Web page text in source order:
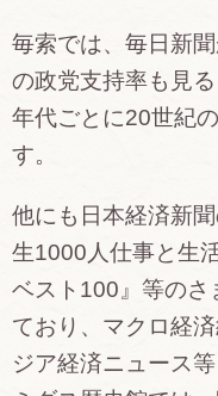
毎索では、毎日新
の政党支持率も見
年代ごとに20世紀
す。
他にも日本経済新
生1000人仕事と生
ベスト100』等のさ
ており、マクロ経
ジア経済ニュース